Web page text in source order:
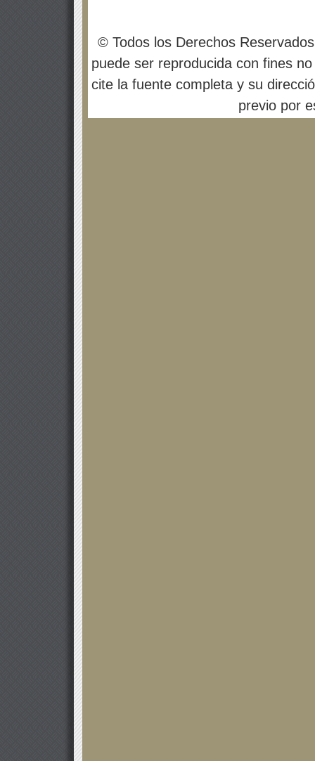
© Todos los Derechos
puede ser reproducida con fines
cite la fuente completa y su
previo por